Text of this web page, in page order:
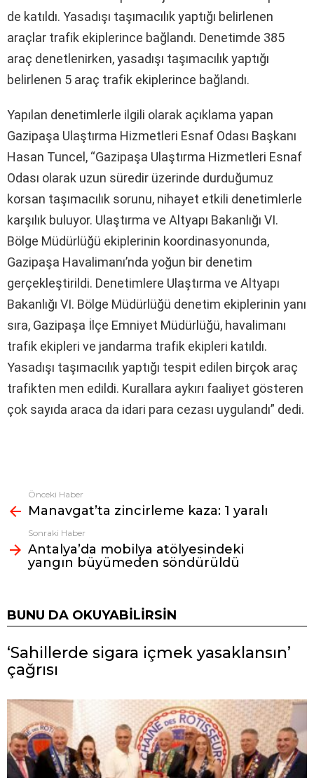
de katıldı. Yasadışı taşımacılık yaptığı belirlenen
araçlar trafik ekiplerince bağlandı. Denetimde 385
araç denetlenirken, yasadışı taşımacılık yaptığı
belirlenen 5 araç trafik ekiplerince bağlandı.
Yapılan denetimlerle ilgili olarak açıklama yapan
Gazipaşa Ulaştırma Hizmetleri Esnaf Odası Başkanı
Hasan Tuncel, “Gazipaşa Ulaştırma Hizmetleri Esnaf
Odası olarak uzun süredir üzerinde durduğumuz
korsan taşımacılık sorunu, nihayet etkili denetimlerle
karşılık buluyor. Ulaştırma ve Altyapı Bakanlığı VI.
Bölge Müdürlüğü ekiplerinin koordinasyonunda,
Gazipaşa Havalimanı’nda yoğun bir denetim
gerçekleştirildi. Denetimlere Ulaştırma ve Altyapı
Bakanlığı VI. Bölge Müdürlüğü denetim ekiplerinin yanı
sıra, Gazipaşa İlçe Emniyet Müdürlüğü, havalimanı
trafik ekipleri ve jandarma trafik ekipleri katıldı.
Yasadışı taşımacılık yaptığı tespit edilen birçok araç
trafikten men edildi. Kurallara aykırı faaliyet gösteren
çok sayıda araca da idari para cezası uygulandı” dedi.
Fazlasına
bak
Önceki Haber
Manavgat’ta zincirleme kaza: 1 yaralı
Sonraki Haber
Antalya’da mobilya atölyesindeki
yangın büyümeden söndürüldü
BUNU DA OKUYABILIRSIN
‘Sahillerde sigara içmek yasaklansın’
çağrısı